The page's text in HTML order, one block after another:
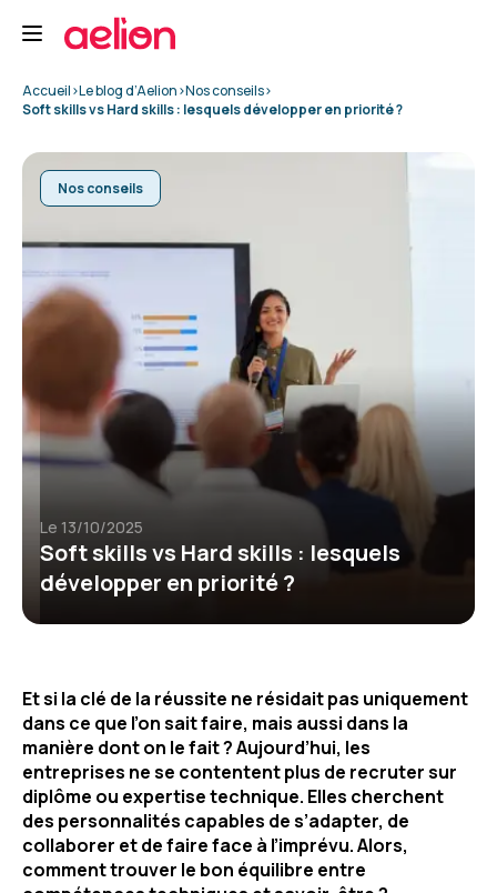
Accueil>Le blog d’Aelion>Nos conseils>
Soft skills vs Hard skills : lesquels développer en priorité ?
Nos conseils
Le 13/10/2025
Soft skills vs Hard skills : lesquels
développer en priorité ?
Et si la clé de la réussite ne résidait pas uniquement
dans ce que l’on sait faire, mais aussi dans la
manière dont on le fait ? Aujourd’hui, les
entreprises ne se contentent plus de recruter sur
diplôme ou expertise technique. Elles cherchent
des personnalités capables de s’adapter, de
collaborer et de faire face à l’imprévu. Alors,
comment trouver le bon équilibre entre